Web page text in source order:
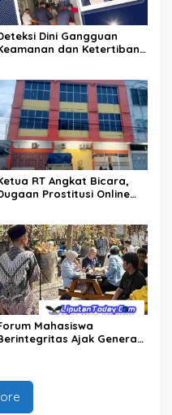
Dini Gangguan
dan Ketertiban,
RT Angkat Bicara,
Prostitusi Online
Mahasiswa
Ajak Generasi